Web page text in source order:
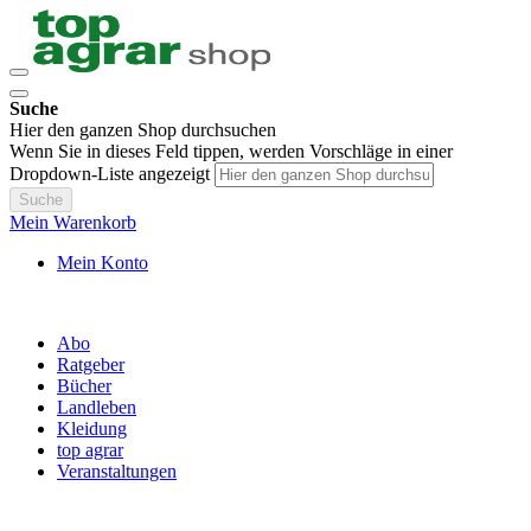
Suche
Hier den ganzen Shop durchsuchen
Wenn Sie in dieses Feld tippen, werden Vorschläge in einer
Dropdown-Liste angezeigt
Suche
Mein Warenkorb
Mein Konto
Abo
Ratgeber
Bücher
Landleben
Kleidung
top agrar
Veranstaltungen